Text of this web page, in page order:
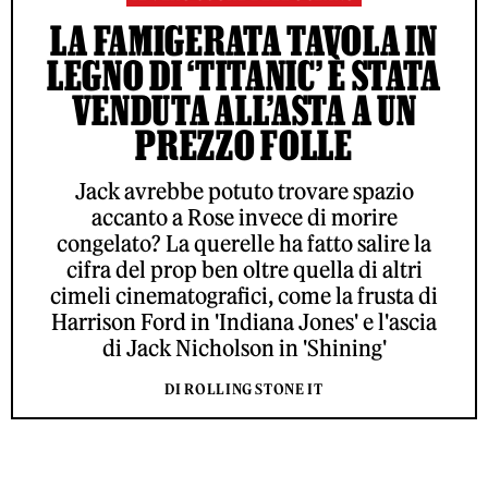
LA FAMIGERATA TAVOLA IN
LEGNO DI ‘TITANIC’ È STATA
VENDUTA ALL’ASTA A UN
PREZZO FOLLE
Jack avrebbe potuto trovare spazio
accanto a Rose invece di morire
congelato? La querelle ha fatto salire la
cifra del prop ben oltre quella di altri
cimeli cinematografici, come la frusta di
Harrison Ford in 'Indiana Jones' e l'ascia
di Jack Nicholson in 'Shining'
DI ROLLING STONE IT